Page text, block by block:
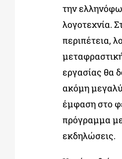
την
λογοτεχνία.
περιπέτεια,
εργασίας θα
ακόμη
έμφαση στο
πρόγραμμα
εκδηλώσεις.